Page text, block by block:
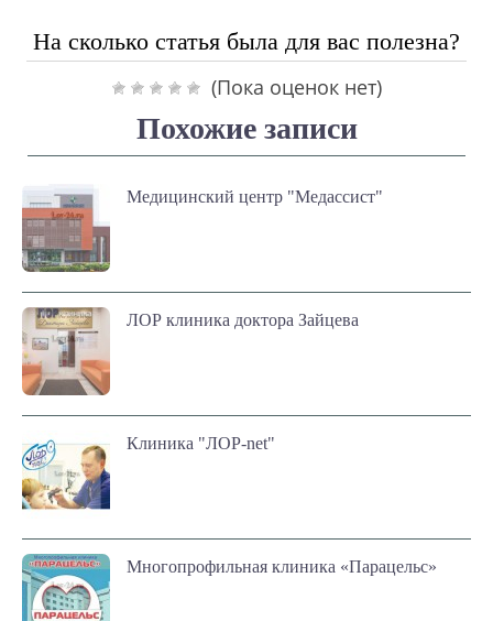
На сколько статья была для вас полезна?
(Пока оценок нет)
Похожие записи
Медицинский центр "Медассист"
ЛОР клиника доктора Зайцева
Клиника "ЛОР-net"
Многопрофильная клиника «Парацельс»